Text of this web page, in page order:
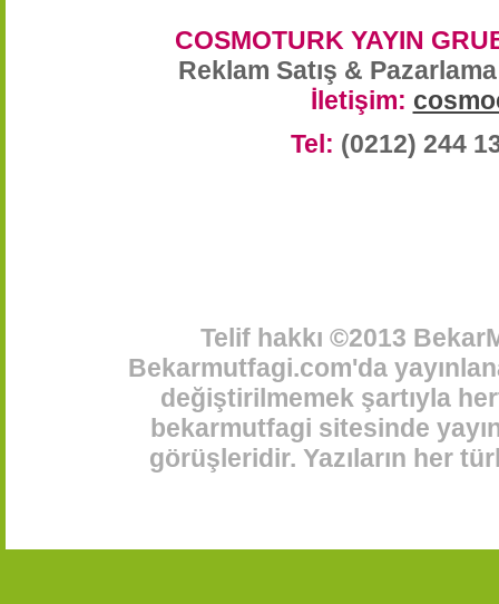
COSMOTURK YAYIN
Reklam Satış &
İletişim:
Tel: (0212) 244
Telif hakkı ©2013
Bekarmutfagi.com'da
değiştirilmemek şartıyla
bekarmutfagi sitesinde
görüşleridir. Yazıların her